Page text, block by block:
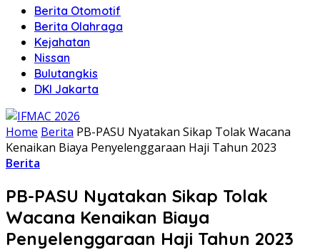
Berita Otomotif
Berita Olahraga
Kejahatan
Nissan
Bulutangkis
DKI Jakarta
Home Berita PB-PASU Nyatakan Sikap Tolak Wacana
Kenaikan Biaya Penyelenggaraan Haji Tahun 2023
Berita
PB-PASU Nyatakan Sikap Tolak
Wacana Kenaikan Biaya
Penyelenggaraan Haji Tahun 2023